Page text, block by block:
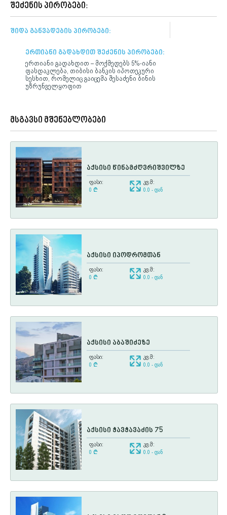
შეძენის პირობები:
შიდა განვადების პირობები:
ერთიანი გადახდით შეძენის პირობები:
ერთიანი გადახდით – მოქმედებს 5%-იანი
ფასდაკლება, თიბისი ბანკის იპოთეკური
სესხით, რომელიც გაიცემა შესაძენი ბინის
უზრუნველყოფით
მსგავსი მშენებლობები
აქსისი წინამძღვრიშვილზე
ფასი:
0 ¢
კვ.მ:
0.0 - დან
აქსისი იპოდრომთან
ფასი:
0 ¢
კვ.მ:
0.0 - დან
აქსისი აბაშიძეზე
ფასი:
0 ¢
კვ.მ:
0.0 - დან
აქსისი ჭავჭავაძის 75
ფასი:
0 ¢
კვ.მ:
0.0 - დან